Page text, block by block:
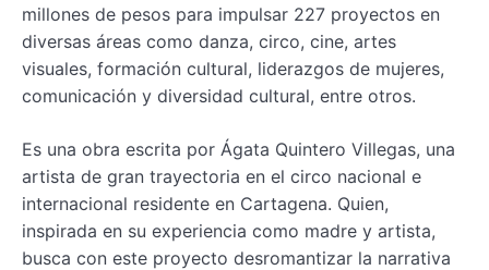
millones de pesos para impulsar 227 proyectos en
diversas áreas como danza, circo, cine, artes
visuales, formación cultural, liderazgos de mujeres,
comunicación y diversidad cultural, entre otros.
Es una obra escrita por Ágata Quintero Villegas, una
artista de gran trayectoria en el circo nacional e
internacional residente en Cartagena. Quien,
inspirada en su experiencia como madre y artista,
busca con este proyecto desromantizar la narrativa